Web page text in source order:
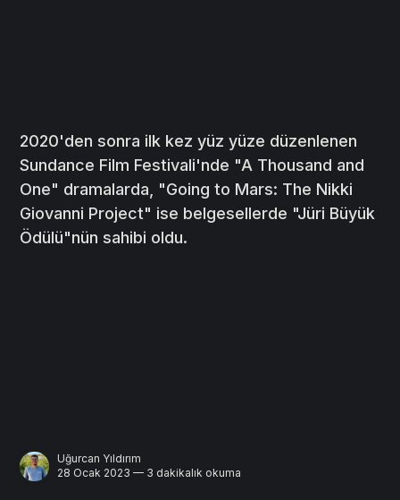
2020'den sonra ilk kez yüz yüze düzenlenen
Sundance Film Festivali'nde "A Thousand and
One" dramalarda, "Going to Mars: The Nikki
Giovanni Project" ise belgesellerde "Jüri Büyük
Ödülü"nün sahibi oldu.
Uğurcan Yıldırım
28 Ocak 2023 — 3 dakikalık okuma